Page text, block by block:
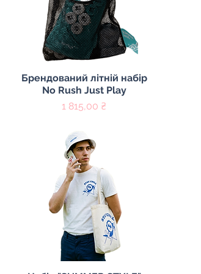
Швидкий перегляд
Брендований літній набір
No Rush Just Play
Ціна
1 815,00 ₴